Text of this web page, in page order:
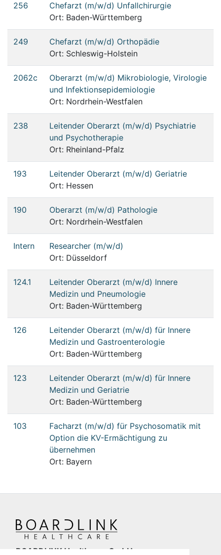
256
Chefarzt (m/w/d) Unfallchirurgie
Ort: Baden-Württemberg
249
Chefarzt (m/w/d) Orthopädie
Ort: Schleswig-Holstein
2062c
Oberarzt (m/w/d) Mikrobiologie, Virologie
und Infektionsepidemiologie
Ort: Nordrhein-Westfalen
238
Leitender Oberarzt (m/w/d) Psychiatrie
und Psychotherapie
Ort: Rheinland-Pfalz
193
Leitender Oberarzt (m/w/d) Geriatrie
Ort: Hessen
190
Oberarzt (m/w/d) Pathologie
Ort: Nordrhein-Westfalen
Intern
Researcher (m/w/d)
Ort: Düsseldorf
124.1
Leitender Oberarzt (m/w/d) Innere
Medizin und Pneumologie
Ort: Baden-Württemberg
126
Leitender Oberarzt (m/w/d) für Innere
Medizin und Gastroenterologie
Ort: Baden-Württemberg
123
Leitender Oberarzt (m/w/d) für Innere
Medizin und Geriatrie
Ort: Baden-Württemberg
103
Facharzt (m/w/d) für Psychosomatik mit
Option die KV-Ermächtigung zu
übernehmen
Ort: Bayern
BOARDLINK Healthcare GmbH